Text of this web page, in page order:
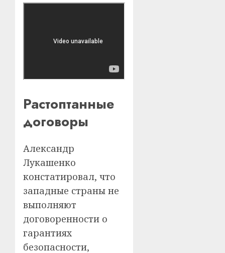
Растоптанные
договоры
Александр
Лукашенко
констатировал, что
западные страны не
выполняют
договоренности о
гарантиях
безопасности,